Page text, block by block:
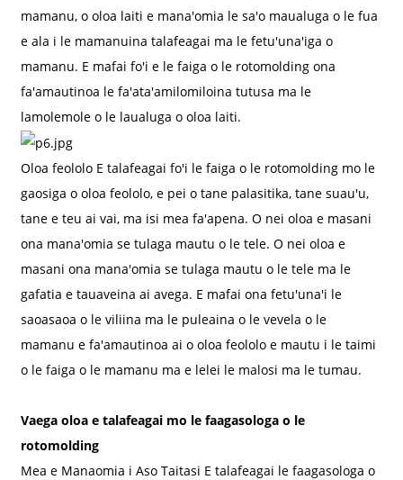
mamanu, o oloa laiti e mana'omia le sa'o maualuga o le fua
e ala i le mamanuina talafeagai ma le fetu'una'iga o
mamanu. E mafai fo'i e le faiga o le rotomolding ona
fa'amautinoa le fa'ata'amilomiloina tutusa ma le
lamolemole o le laualuga o oloa laiti.
Oloa feololo E talafeagai fo'i le faiga o le rotomolding mo le
gaosiga o oloa feololo, e pei o tane palasitika, tane suau'u,
tane e teu ai vai, ma isi mea fa'apena. O nei oloa e masani
ona mana'omia se tulaga mautu o le tele. O nei oloa e
masani ona mana'omia se tulaga mautu o le tele ma le
gafatia e tauaveina ai avega. E mafai ona fetu'una'i le
saoasaoa o le viliina ma le puleaina o le vevela o le
mamanu e fa'amautinoa ai o oloa feololo e mautu i le taimi
o le faiga o le mamanu ma e lelei le malosi ma le tumau.
Vaega oloa e talafeagai mo le faagasologa o le
rotomolding
Mea e Manaomia i Aso Taitasi E talafeagai le faagasologa o